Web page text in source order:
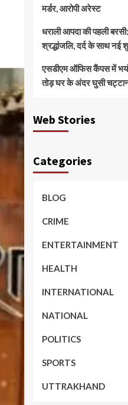
मर्डर, आरोपी अरेस्ट
धराली आपदा की पहली बरसी:
श्रद्धांजलि, दर्द के साथ नई
एसडीएम ऑफिस कैंपस में
तोड़ घर के अंदर घुसी
Web Stories
Categories
BLOG
CRIME
ENTERTAINMENT
HEALTH
INTERNATIONAL
NATIONAL
POLITICS
SPORTS
UTTRAKHAND